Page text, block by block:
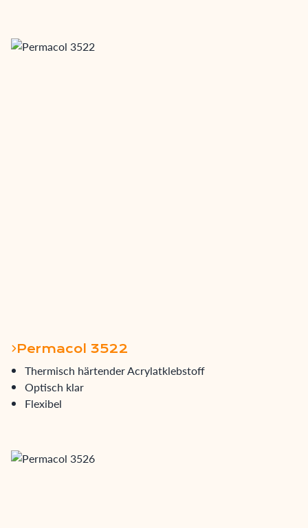
Permacol 3522
Thermisch härtender Acrylatklebstoff
Optisch klar
Flexibel